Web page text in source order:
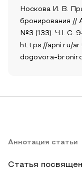
Носкова И. В.
бронирования //
№3 (133). Ч.I. С.
https://apni.ru/
dogovora-
Аннотация статьи
Статья